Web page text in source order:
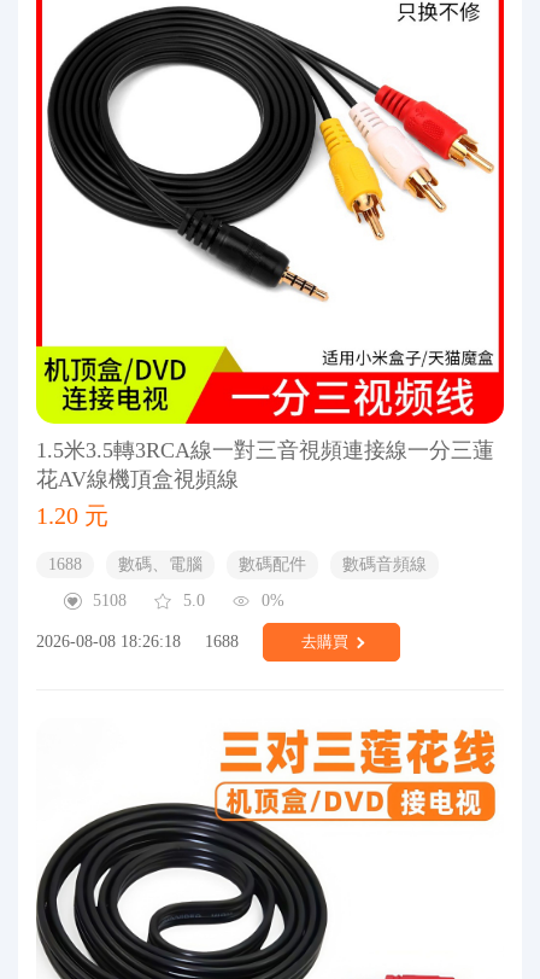
1.5米3.5轉3RCA線一對三音視頻連接線一分三蓮
花AV線機頂盒視頻線
1.20 元
1688 數碼、電腦 數碼配件
數碼音頻線
5108
5.0 0%
2026-08-08 18:26:18 1688 去購買